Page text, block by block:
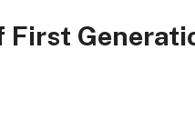
First